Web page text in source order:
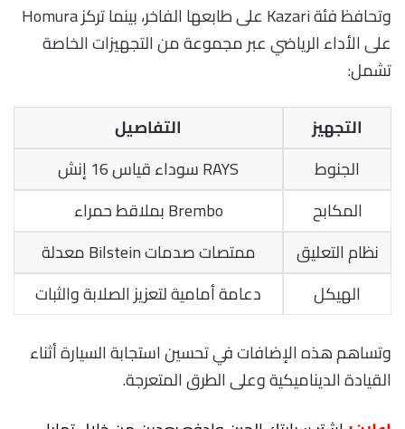
وتحافظ فئة Kazari على طابعها الفاخر، بينما تركز Homura
على الأداء الرياضي عبر مجموعة من التجهيزات الخاصة
تشمل:
التجهيز التفاصيل
الجنوط
RAYS سوداء قياس 16 إنش
المكابح
Brembo بملاقط حمراء
نظام التعليق
ممتصات صدمات Bilstein معدلة
الهيكل
دعامة أمامية لتعزيز الصلابة والثبات
وتساهم هذه الإضافات في تحسين استجابة السيارة أثناء
القيادة الديناميكية وعلى الطرق المتعرجة.